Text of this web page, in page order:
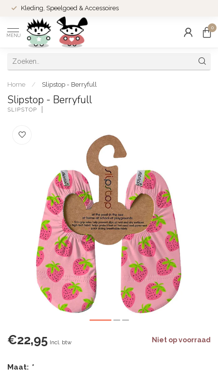
Kleding, Speelgoed & Accessoires
MENU
0
Home / Slipstop - Berryfull
Slipstop - Berryfull
SLIPSTOP
€22,95 Incl. btw Niet op voorraad
Maat: *